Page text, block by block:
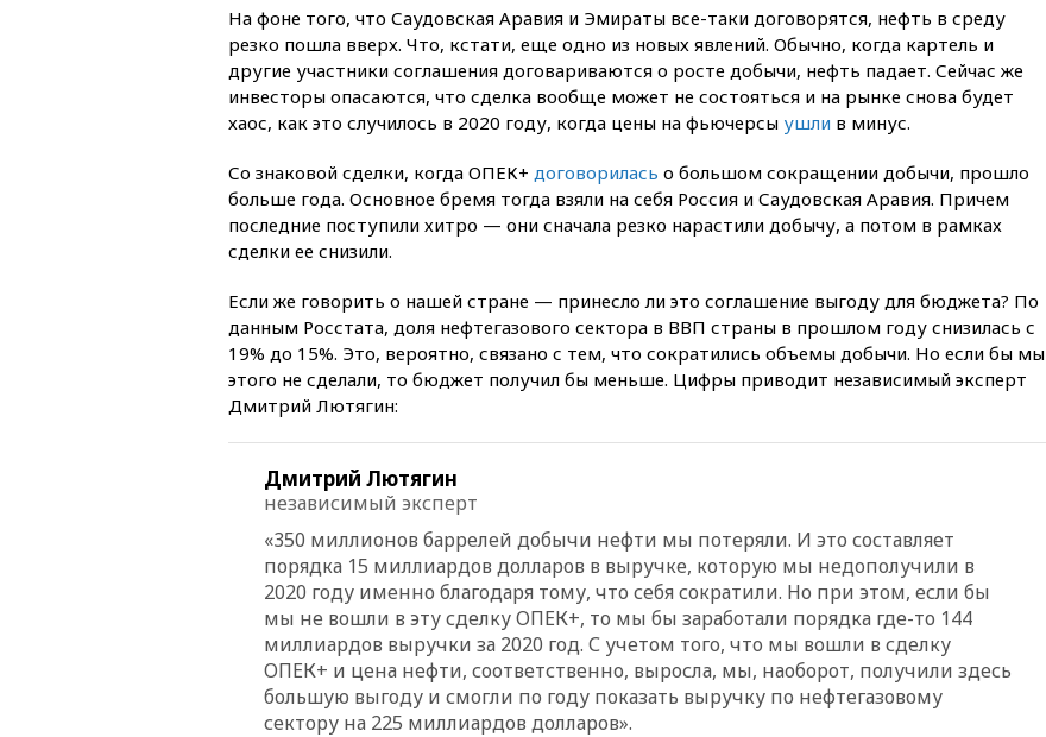
штурмовую дивизию
легендарной
вчера, 22:15Путин заслушал
доклад о ситуации на
добропольском направлении
признала нежелательным в
РФ американский Human
Rights Foundation
и Геленджик
вчера, 21:25Руслан Терновой
выиграл золото чемпионата
Европы в прыжках с 10-
вчера, 21:00В России вновь
онлайн-продаже алкоголя
вчера, 20:45Матвиенко:
россиянам могут
рекомендовать не посещать
Армению
вчера, 20:35
ПВО за день
На фоне того, что Саудовская Аравия и Эмираты все-таки договорятся, нефть в среду
резко пошла вверх. Что, кстати, еще одно из новых явлений. Обычно, когда картель и
другие участники соглашения договариваются о росте добычи, нефть падает. Сейчас же
инвесторы опасаются, что сделка вообще может не состояться и на рынке снова будет
хаос, как это случилось в 2020 году, когда цены на фьючерсы ушли в минус.
Со знаковой сделки, когда ОПЕК+ договорилась о большом сокращении добычи, прошло
больше года. Основное бремя тогда взяли на себя Россия и Саудовская Аравия. Причем
последние поступили хитро — они сначала резко нарастили добычу, а потом в рамках
сделки ее снизили.
Если же говорить о нашей стране — принесло ли это соглашение выгоду для бюджета? По
данным Росстата, доля нефтегазового сектора в ВВП страны в прошлом году снизилась с
19% до 15%. Это, вероятно, связано с тем, что сократились объемы добычи. Но если бы мы
этого не сделали, то бюджет получил бы меньше. Цифры приводит независимый эксперт
Дмитрий Лютягин:
Дмитрий Лютягин
независимый эксперт
«350 миллионов баррелей добычи нефти мы потеряли. И это составляет
порядка 15 миллиардов долларов в выручке, которую мы недополучили в
2020 году именно благодаря тому, что себя сократили. Но при этом, если бы
мы не вошли в эту сделку ОПЕК+, то мы бы заработали порядка где-то 144
миллиардов выручки за 2020 год. С учетом того, что мы вошли в сделку
ОПЕК+ и цена нефти, соответственно, выросла, мы, наоборот, получили здесь
большую выгоду и смогли по году показать выручку по нефтегазовому
сектору на 225 миллиардов долларов».